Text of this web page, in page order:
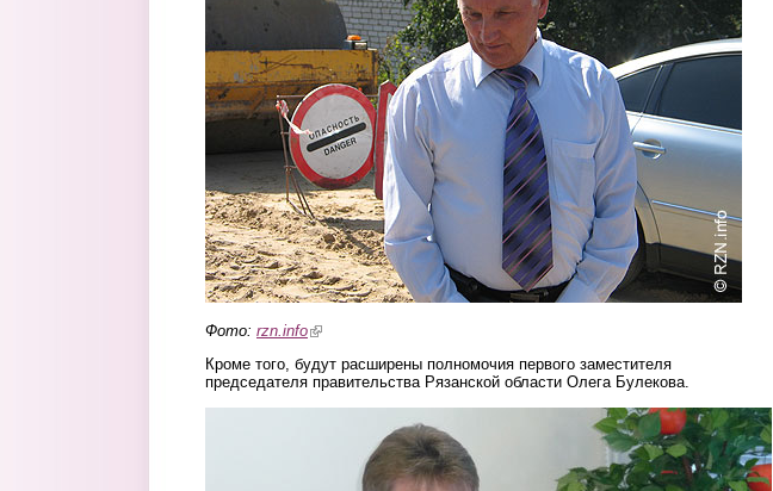
Фото: rzn.info(link is external)
Кроме того, будут расширены полномочия первого заместителя
председателя правительства Рязанской области Олега Булекова.